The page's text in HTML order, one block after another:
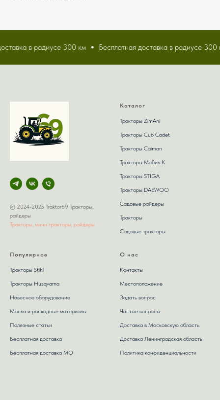
в радиусе 300 км Бесплатная доставка в радиусе 300
© 2024-2025 Traktor69 Тракторы,
райдеры
Тракторы, мини тракторы, райдеры
Каталог
Тракторы ZimAni
Тракторы Сub Сadet
Тракторы Caiman
Тракторы Мобил К
Тракторы STIGA
Тракторы DAEWOO
Садовые райдеры
Тракторы
Садовые тракторы
Популярное
Тракторы Stihl
Тракторы Husqvarna
Навесное оборудование
Масла и расходные материалы
Полезные статьи
Бесплатная доставка
Бесплатная доставка МО
О нас
Контакты
Местоположение
Задать вопрос
Частые вопросы
Доставка в Московскую область
Доставка Ленинградская область
Политика конфиденциальности